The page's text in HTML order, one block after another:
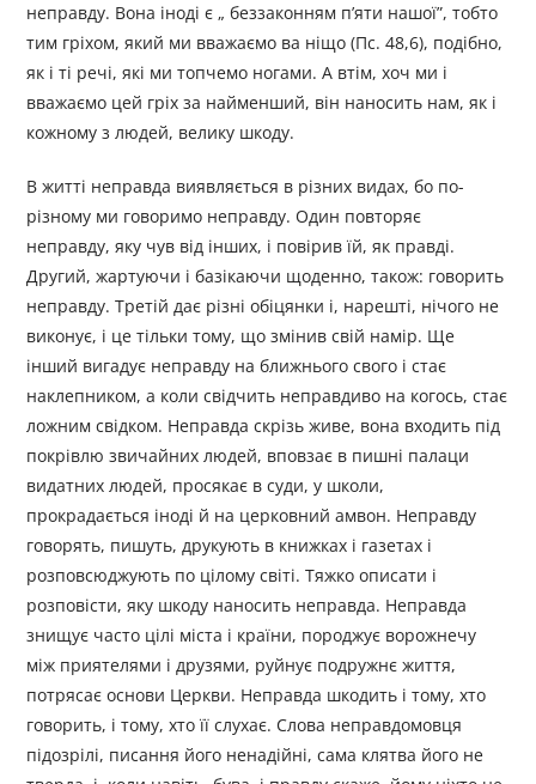
неправду. Вона іноді є „ беззаконням п’яти нашої”, тобто
тим гріхом, який ми вважаємо ва ніщо (Пс. 48,6), подібно,
як і ті речі, які ми топчемо ногами. А втім, хоч ми і
вважаємо цей гріх за найменший, він наносить нам, як і
кожному з людей, велику шкоду.
В житті неправда виявляється в різних видах, бо по-
різному ми говоримо неправду. Один повторяє
неправду, яку чув від інших, і повірив їй, як правді.
Другий, жартуючи і базікаючи щоденно, також: говорить
неправду. Третій дає різні обіцянки і, нарешті, нічого не
виконує, і це тільки тому, що змінив свій намір. Ще
інший вигадує неправду на ближнього свого і стає
наклепником, а коли свідчить неправдиво на когось, стає
ложним свідком. Неправда скрізь живе, вона входить під
покрівлю звичайних людей, вповзає в пишні палаци
видатних людей, просякає в суди, у школи,
прокрадається іноді й на церковний амвон. Неправду
говорять, пишуть, друкують в книжках і газетах і
розповсюджують по цілому світі. Тяжко описати і
розповісти, яку шкоду наносить неправда. Неправда
знищує часто цілі міста і країни, породжує ворожнечу
між приятелями і друзями, руйнує подружнє життя,
потрясає основи Церкви. Неправда шкодить і тому, хто
говорить, і тому, хто її слухає. Слова неправдомовця
підозрілі, писання його ненадійні, сама клятва його не